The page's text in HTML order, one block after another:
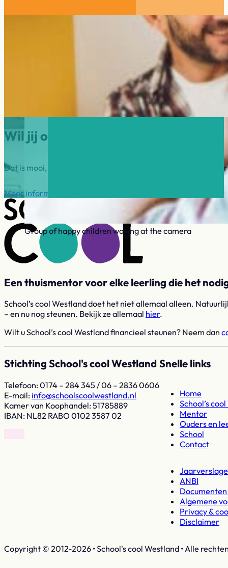
Group of happy children waving at the camera
Wil jij ook mentor worden?
Dat is mooi, want School’s cool Westland zoekt mentoren
Meer informatie
Een thuismentor voor elke leerling die het
School’s cool Westland doet het niet allemaal alleen.
– en nu nog steunen. Bekijk ze allemaal hier.
Wilt u School’s cool Westland financieel steunen? Neem dan
Stichting School's cool Westland
Telefoon: 0174 – 284 345 / 06 – 2836 0606
E-mail: ln.dnaltsewloocsloohcs@ofni
Kamer van Koophandel: 51785889
IBAN: NL82 RABO 0102 3587 02
Snelle links
Home
School’s
Mentor
Ouders en
School
Contact
ANBI
Algemene
Privacy &
Disclaimer
Copyright © 2012-2026 • School's cool Westland • Alle